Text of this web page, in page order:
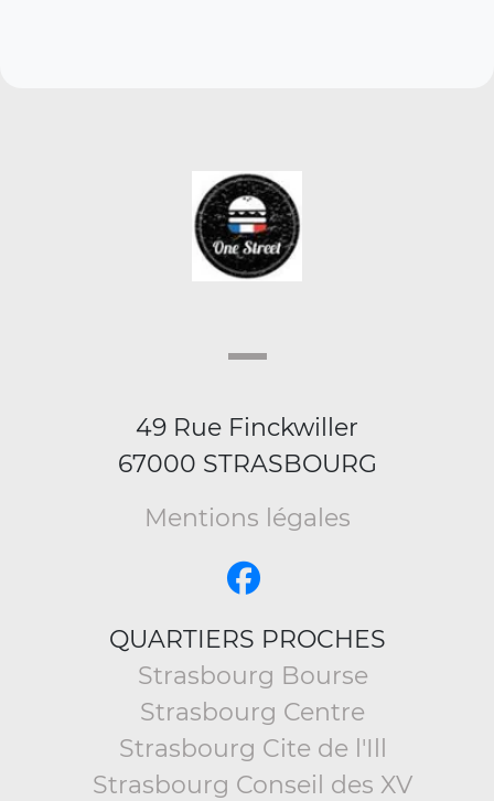
49 Rue Finckwiller
67000 STRASBOURG
Mentions légales
QUARTIERS PROCHES
Strasbourg Bourse
Strasbourg Centre
Strasbourg Cite de l'Ill
Strasbourg Conseil des XV